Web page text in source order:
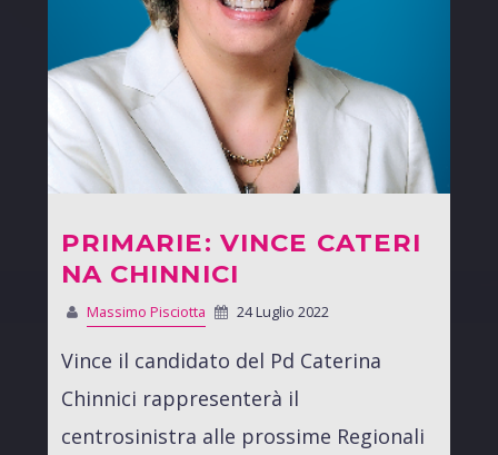
PRIMARIE: VINCE CATERI
NA CHINNICI
Massimo Pisciotta 24 Luglio 2022
Vince il candidato del Pd Caterina
Chinnici rappresenterà il
centrosinistra alle prossime Regionali